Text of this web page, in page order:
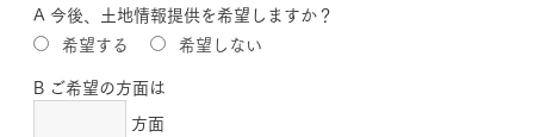
A 今後、土地情報提供を希望しますか？
希望する
希望しない
B ご希望の方面は
方面